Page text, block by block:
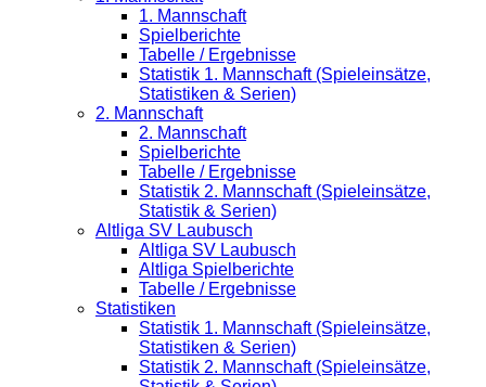
1. Mannschaft
Spielberichte
Tabelle / Ergebnisse
Statistik 1. Mannschaft (Spieleinsätze,
Statistiken & Serien)
2. Mannschaft
2. Mannschaft
Spielberichte
Tabelle / Ergebnisse
Statistik 2. Mannschaft (Spieleinsätze,
Statistik & Serien)
Altliga SV Laubusch
Altliga SV Laubusch
Altliga Spielberichte
Tabelle / Ergebnisse
Statistiken
Statistik 1. Mannschaft (Spieleinsätze,
Statistiken & Serien)
Statistik 2. Mannschaft (Spieleinsätze,